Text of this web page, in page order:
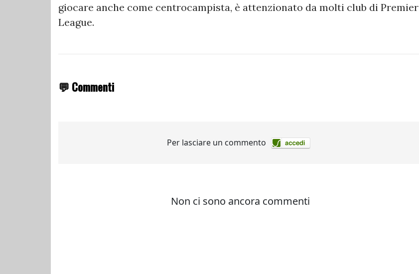
giocare anche come centrocampista, è attenzionato da molti club di Premier
League.
💬 Commenti